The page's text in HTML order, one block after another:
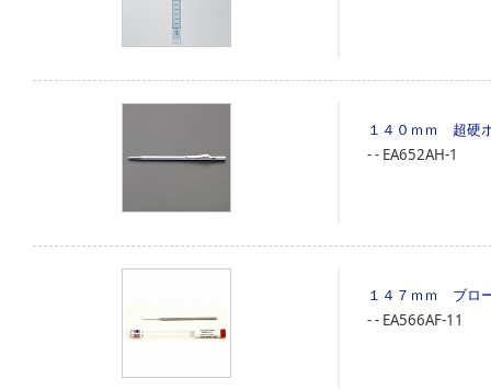
１４０ｍｍ 超硬
‐‐ EA652AH-1
１４７ｍｍ ブロ
‐‐ EA566AF-11